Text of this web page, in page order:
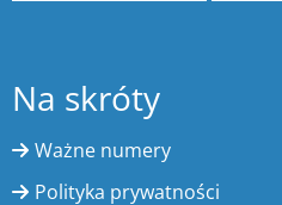
Na skróty
Ważne numery
Polityka prywatności